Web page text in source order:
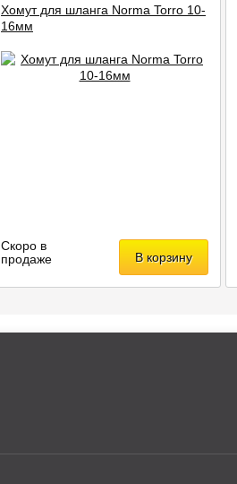
Хомут для шланга Norma Torro 10-
16мм
В корзину
Скоро в
продаже